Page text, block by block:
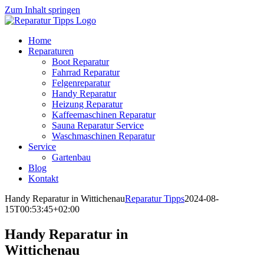
Zum Inhalt springen
Home
Reparaturen
Boot Reparatur
Fahrrad Reparatur
Felgenreparatur
Handy Reparatur
Heizung Reparatur
Kaffeemaschinen Reparatur
Sauna Reparatur Service
Waschmaschinen Reparatur
Service
Gartenbau
Blog
Kontakt
Handy Reparatur in WittichenauReparatur Tipps2024-08-
15T00:53:45+02:00
Handy Reparatur in
Wittichenau